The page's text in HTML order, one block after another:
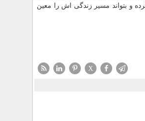
و بتواند مسیر زندگی اش را معین
X